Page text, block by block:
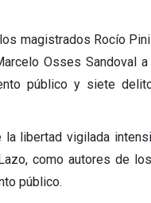
magistrados Rocío
Osses Sandoval
público y siete
libertad vigilada
como autores de
público.